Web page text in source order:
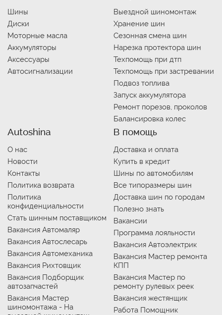
Шины
Диски
Моторные масла
Аккумуляторы
Аксессуары
Автосигнализации
Выездной шиномонтаж
Хранение шин
Сезонная смена шин
Нарезка протектора шин
Техпомощь при дтп
Техпомощь при застревании
Подвоз топлива
Запуск аккумулятора
Ремонт порезов, проколов
Балансировка колес
Autoshina
О нас
Новости
Контакты
Политика возврата
Политика
конфиденциальности
Стать шинным поставщиком
Вакансия Автомаляр
Вакансия Автослесарь
Вакансия Автомеханика
Вакансия Рихтовщик
Вакансия Подборщик
автозапчастей
Вакансия Мастер
шиномонтажа - На
В помощь
Доставка и оплата
Купить в кредит
Шины по автомобилям
Все типоразмеры шин
Доставка шин по городам
Полезно знать
Вакансии
Программа лояльности
Вакансия Автоэлектрик
Вакансия Мастер ремонта
КПП
Вакансия Мастер по
ремонту рулевых реек
Вакансия жестянщик
Работа Помощник